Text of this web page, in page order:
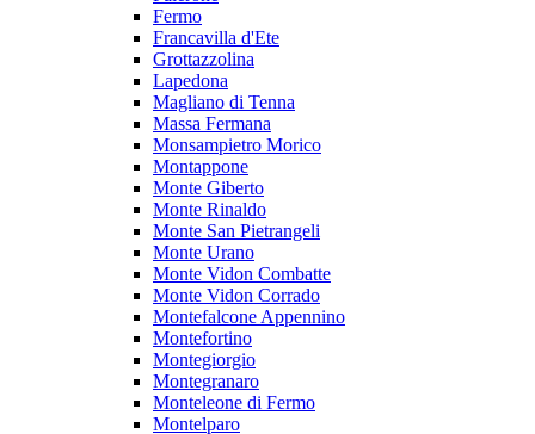
Fermo
Francavilla d'Ete
Grottazzolina
Lapedona
Magliano di Tenna
Massa Fermana
Monsampietro Morico
Montappone
Monte Giberto
Monte Rinaldo
Monte San Pietrangeli
Monte Urano
Monte Vidon Combatte
Monte Vidon Corrado
Montefalcone Appennino
Montefortino
Montegiorgio
Montegranaro
Monteleone di Fermo
Montelparo